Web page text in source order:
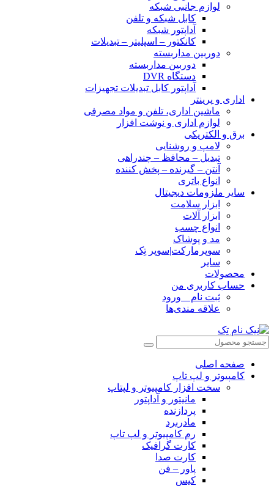
لوازم جانبی شبکه
کابل شبکه و تلفن
آداپتور شبکه
کانکتور – اسپلیتر – تبدیلات
دوربین مداربسته
دوربین مداربسته
دستگاه DVR
آداپتور کابل تبدیلات تجهیزات
اداری و پرینتر
ماشین اداری، تلفن و مواد مصرفی
لوازم اداری و نوشت افزار
برق و الکتریکی
لامپ و روشنایی
تبدیل – محافظ – چندراهی
آنتن – گیرنده – پخش کننده
انواع باتری
سایر ملزومات دیجیتال
ابزار سلامت
ابزار آلات
انواع چسب
مد و پوشاک
سوپرمارکت|سوپر تِک
سایر
محصولات
حساب کاربری من
ثبت نام _ ورود
علاقه مندی‌ها
صفحه اصلی
کامپیوتر و‌‌‌‌‌ لپ تاپ
سخت افزار کامپیوتر و لپتاپ
مانیتور و آداپتور
پردازنده
مادربرد
رم کامپیوتر و لپ تاپ
کارت گرافیک
کارت صدا
پاور – فن
کیس